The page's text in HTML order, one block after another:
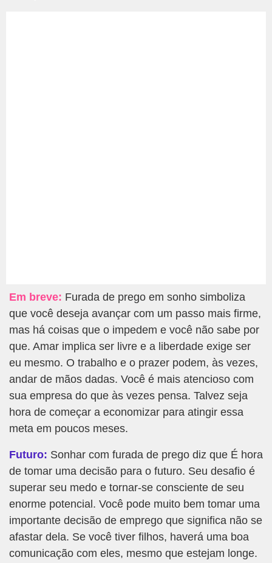
Em breve: Furada de prego em sonho simboliza
que você deseja avançar com um passo mais firme,
mas há coisas que o impedem e você não sabe por
que. Amar implica ser livre e a liberdade exige ser
eu mesmo. O trabalho e o prazer podem, às vezes,
andar de mãos dadas. Você é mais atencioso com
sua empresa do que às vezes pensa. Talvez seja
hora de começar a economizar para atingir essa
meta em poucos meses.
Futuro: Sonhar com furada de prego diz que É hora
de tomar uma decisão para o futuro. Seu desafio é
superar seu medo e tornar-se consciente de seu
enorme potencial. Você pode muito bem tomar uma
importante decisão de emprego que significa não se
afastar dela. Se você tiver filhos, haverá uma boa
comunicação com eles, mesmo que estejam longe.